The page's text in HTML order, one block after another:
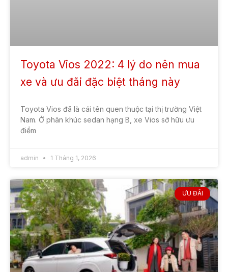
Toyota Vios 2022: 4 lý do nên mua
xe và ưu đãi đặc biệt tháng này
Toyota Vios đã là cái tên quen thuộc tại thị trường Việt
Nam. Ở phân khúc sedan hạng B, xe Vios sở hữu ưu
điểm
admin 1 Tháng 1, 2026
ƯU ĐÃI